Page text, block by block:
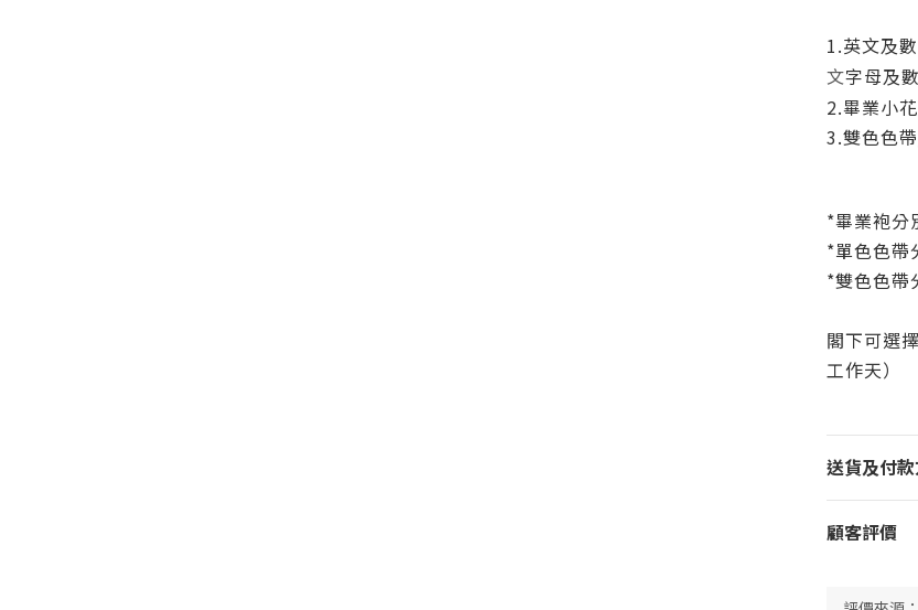
1.英文及
文字母及
2.畢業小
3.雙色色
*畢業袍分
*單色色帶
*雙色色帶
閣下可選
工作天）
送貨及付
顧客評價